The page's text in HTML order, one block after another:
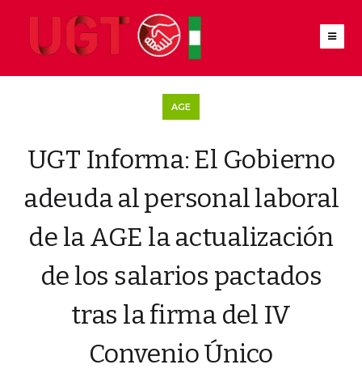
AGE
UGT Informa: El Gobierno
adeuda al personal laboral
de la AGE la actualización
de los salarios pactados
tras la firma del IV
Convenio Único